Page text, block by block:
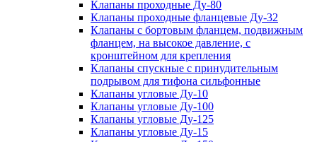
Клапаны проходные Ду-80
Клапаны проходные фланцевые Ду-32
Клапаны с бортовым фланцем, подвижным
фланцем, на высокое давление, с
кронштейном для крепления
Клапаны спускные с принудительным
подрывом для тифона сильфонные
Клапаны угловые Ду-10
Клапаны угловые Ду-100
Клапаны угловые Ду-125
Клапаны угловые Ду-15